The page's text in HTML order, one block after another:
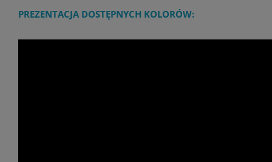
PREZENTACJA DOSTĘPNYCH KOLORÓW: